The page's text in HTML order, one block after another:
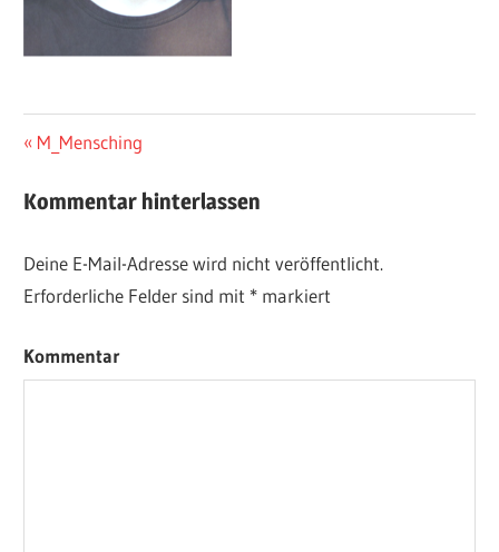
Beitrags-
Navigation
Vorheriger
M_Mensching
Kommentar hinterlassen
Deine E-Mail-Adresse wird nicht veröffentlicht.
Erforderliche Felder sind mit * markiert
Kommentar